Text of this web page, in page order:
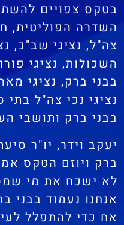
בטקס צפויים
השדרה הפוליטית,
צה"ל, נציגי שב"כ,
השכולות, נציגי
בבני ברק, נציגי
נציגי נכי צה"ל
בבני ברק ותושבי
יעקב וידר, יו"ר
ברק ויוזם הטקס
לא ישכח את מי
אנחנו נעמוד בבני
אח כדי להתפלל